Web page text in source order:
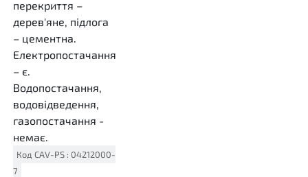
перекриття –
дерев'яне, підлога
– цементна.
Електропостачання
– є.
Водопостачання,
водовідведення,
газопостачання -
немає.
Код CAV-PS : 04212000-
7